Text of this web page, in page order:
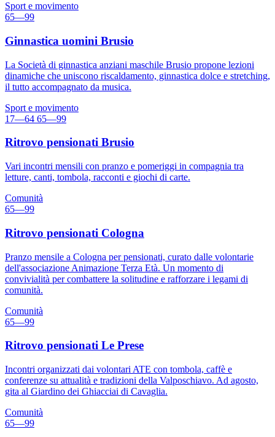
Sport e movimento
65—99
Ginnastica uomini Brusio
La Società di ginnastica anziani maschile Brusio propone lezioni
dinamiche che uniscono riscaldamento, ginnastica dolce e stretching,
il tutto accompagnato da musica.
Sport e movimento
17—64 65—99
Ritrovo pensionati Brusio
Vari incontri mensili con pranzo e pomeriggi in compagnia tra
letture, canti, tombola, racconti e giochi di carte.
Comunità
65—99
Ritrovo pensionati Cologna
Pranzo mensile a Cologna per pensionati, curato dalle volontarie
dell'associazione Animazione Terza Età. Un momento di
convivialità per combattere la solitudine e rafforzare i legami di
comunità.
Comunità
65—99
Ritrovo pensionati Le Prese
Incontri organizzati dai volontari ATE con tombola, caffè e
conferenze su attualità e tradizioni della Valposchiavo. Ad agosto,
gita al Giardino dei Ghiacciai di Cavaglia.
Comunità
65—99